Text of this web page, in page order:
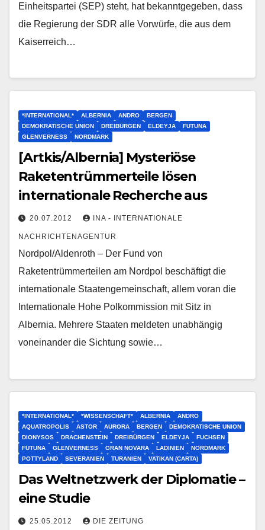
Einheitspartei (SEP) steht, hat bekanntgegeben, dass
die Regierung der SDR alle Vorwürfe, die aus dem
Kaiserreich…
*INTERNATIONAL* ALBERNIA ANDRO
BERGEN
DEMOKRATISCHE UNION
DREIBÜRGEN ELDEYJA
FUTUNA
GLENVERNESS
NORDMARK
[Artkis/Albernia] Mysteriöse
Raketentrümmerteile lösen
internationale Recherche aus
20.07.2012 INA - INTERNATIONALE
NACHRICHTENAGENTUR
Nordpol/Aldenroth – Der Fund von
Raketentrümmerteilen am Nordpol beschäftigt die
internationale Staatengemeinschaft, allem voran die
Internationale Hohe Polkommission mit Sitz in
Albernia. Mehrere Staaten meldeten unabhängig
voneinander die Sichtung sowie…
*INTERNATIONAL* *WISSENSCHAFT* ALBERNIA
ANDRO
AQUATROPOLIS
ASTOR AURORA BERGEN
DEMOKRATISCHE UNION
DIONYSOS
DRACHENSTEIN DREIBÜRGEN ELDEYJA
FUCHSEN
FUTUNA
GLENVERNESS GRAN NOVARA LADINIEN
NORDMARK
POTTYLAND
SEVERANIEN TURANIEN VATIKAN (CARTA)
Das Weltnetzwerk der Diplomatie –
eine Studie
25.05.2012 DIE ZEITUNG